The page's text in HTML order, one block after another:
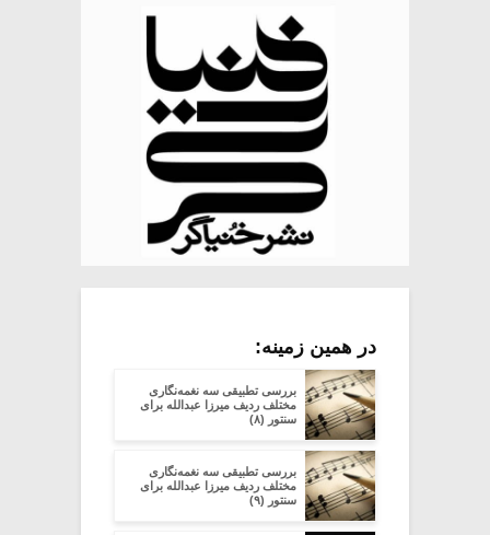
در همین زمینه:
بررسی تطبیقی سه نغمه‌نگاری
مختلف ردیف میرزا عبدالله برای
سنتور (۸)
بررسی تطبیقی سه نغمه‌نگاری
مختلف ردیف میرزا عبدالله برای
سنتور (۹)